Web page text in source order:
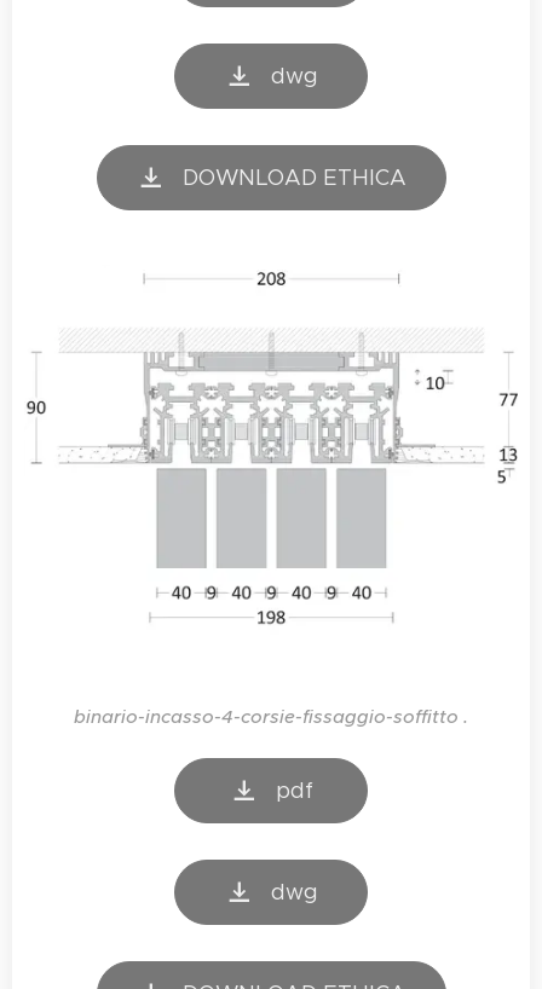
dwg
DOWNLOAD ETHICA
binario-incasso-4-corsie-fissaggio-soffitto .
pdf
dwg